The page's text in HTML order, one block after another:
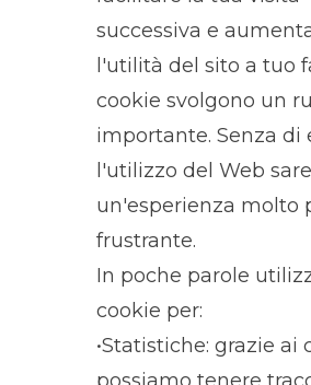
successiva e
l'utilità del sito a tuo
cookie svolgono un
importante. Senza di
l'utilizzo del Web
un'esperienza molto
frustrante.
In poche parole
cookie per:
•Statistiche: grazie ai